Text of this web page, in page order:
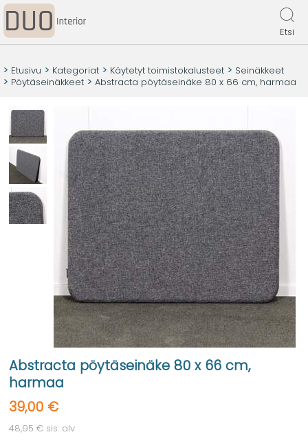
Etsi
Etusivu Kategoriat Käytetyt toimistokalusteet
Seinäkkeet
Pöytäseinäkkeet
Abstracta pöytäseinäke 80 x 66 cm, harmaa
Abstracta pöytäseinäke 80 x 66 cm,
harmaa
39,00 €
48,95 € sis. alv